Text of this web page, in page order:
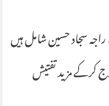
راجہ سجاد حسین شامل ہیں
مزید تفتیش